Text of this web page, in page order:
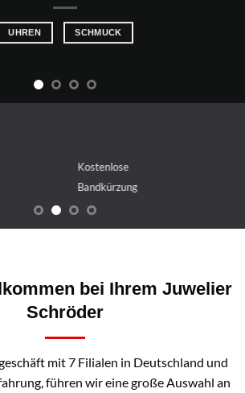
UHREN SCHMUCK
Kostenlose
Bandkürzung
bei Ihrem Juwelier
Schröder
mit 7 Filialen in Deutschland und
führen wir eine große Auswahl an